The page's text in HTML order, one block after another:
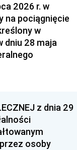
2026 r. w
na pociągnięcie
w
dniu 28 maja
z dnia 29
osoby